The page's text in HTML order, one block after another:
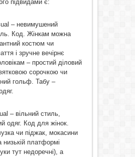
підвидами є:
– невимушений
Код. Жінкам можна
костюм чи
і зручне вечірнє
– простий діловий
сорочкою чи
гольф. Табу –
– вільний стиль,
одяг. Код для жінок.
чи піджак, мокасини
низькій платформі
тут недоречні), а